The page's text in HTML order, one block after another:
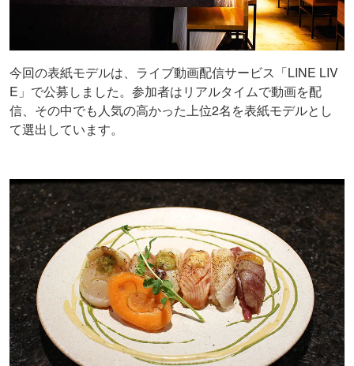
今回の表紙モデルは、ライブ動画配信サービス「LINE LIV
E」で公募しました。参加者はリアルタイムで動画を配
信、その中でも人気の高かった上位2名を表紙モデルとし
て選出しています。